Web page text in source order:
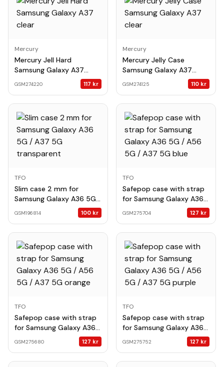
Mercury
Mercury Jell Hard
Samsung Galaxy A37
GSM274220 117 kr
Mercury
Mercury Jelly Case
Samsung Galaxy A37
GSM274125 110 kr
TFO
Slim case 2 mm for
Samsung Galaxy A36 5G /
A37 5G transparent
GSM196814 100 kr
TFO
Safepop case with strap
for Samsung Galaxy A36
5G / A56 5G / A37 5G
GSM275704 127 kr
TFO
Safepop case with strap
for Samsung Galaxy A36
5G / A56 5G / A37 5G
GSM275680 127 kr
TFO
Safepop case with strap
for Samsung Galaxy A36
5G / A56 5G / A37 5G
GSM275752 127 kr